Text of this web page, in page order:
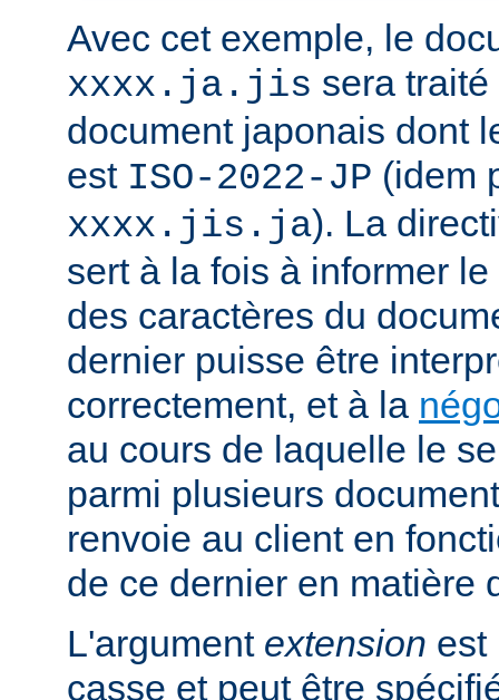
Avec cet exemple, le
xxxx.ja.jis sera
document japonais dont
est ISO-2022-JP (idem
xxxx.jis.ja). La
sert à la fois à informer
des caractères du
dernier puisse être
correctement, et à la
au cours de laquelle le
parmi plusieurs
renvoie au client en
de ce dernier en matière
L'argument extension est
casse et peut être